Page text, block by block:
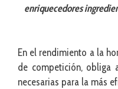
enriquecedores
En el rendimiento a la
de competición, obliga
necesarias para la más